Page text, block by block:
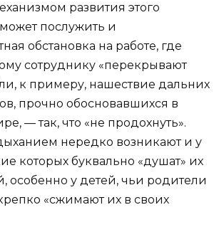
развития этого
послужить и
обстановка на работе, где
сотруднику «перекрывают
к примеру, нашествие дальних
прочно обосновавшихся в
— так, что «не продохнуть».
нередко возникают и у
которых буквально «душат» их
особенно у детей, чьи родители
«сжимают их в своих